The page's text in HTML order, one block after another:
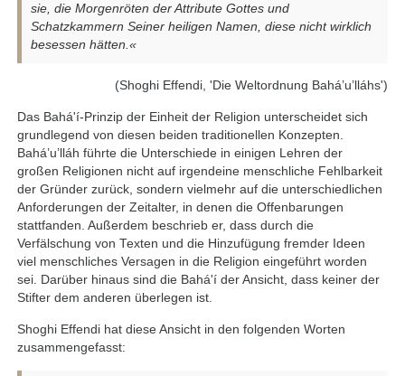
sie, die Morgenröten der Attribute Gottes und
Schatzkammern Seiner heiligen Namen, diese nicht wirklich
besessen hätten.«
(Shoghi Effendi, 'Die Weltordnung Bahá’u’lláhs')
Das Bahá'í-Prinzip der Einheit der Religion unterscheidet sich
grundlegend von diesen beiden traditionellen Konzepten.
Bahá’u’lláh führte die Unterschiede in einigen Lehren der
großen Religionen nicht auf irgendeine menschliche Fehlbarkeit
der Gründer zurück, sondern vielmehr auf die unterschiedlichen
Anforderungen der Zeitalter, in denen die Offenbarungen
stattfanden. Außerdem beschrieb er, dass durch die
Verfälschung von Texten und die Hinzufügung fremder Ideen
viel menschliches Versagen in die Religion eingeführt worden
sei. Darüber hinaus sind die Bahá'í der Ansicht, dass keiner der
Stifter dem anderen überlegen ist.
Shoghi Effendi hat diese Ansicht in den folgenden Worten
zusammengefasst: